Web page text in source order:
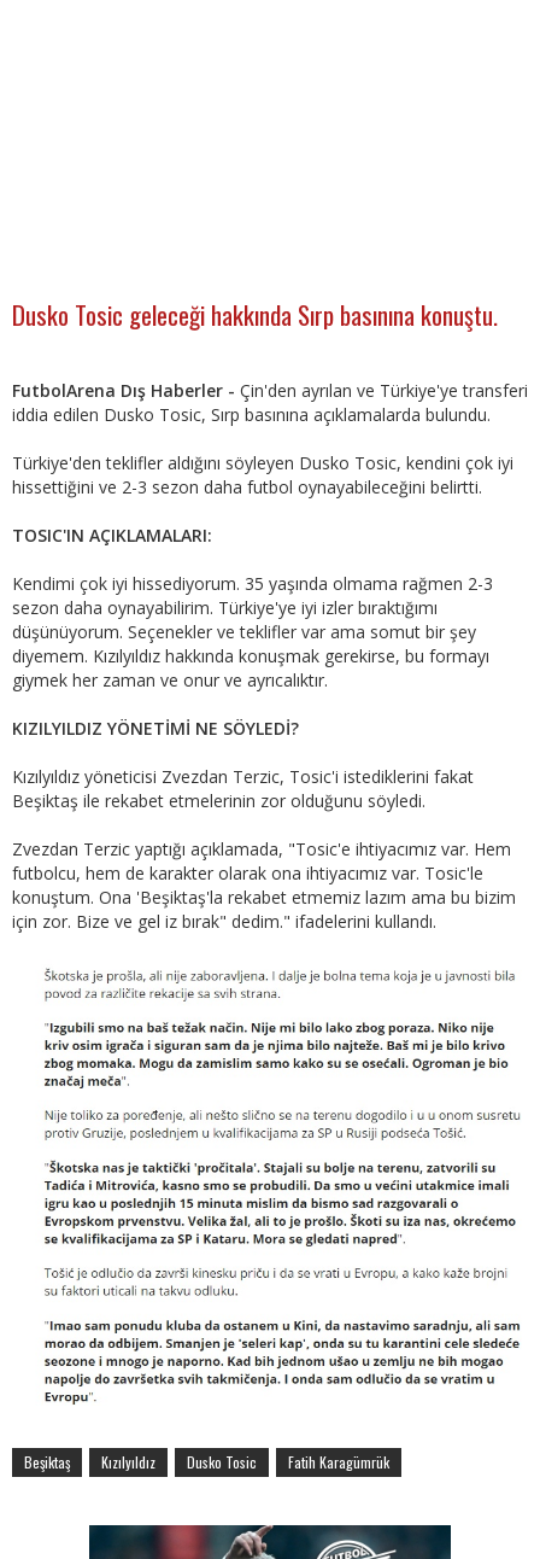
Dusko Tosic geleceği hakkında Sırp basınına konuştu.
FutbolArena Dış Haberler - Çin'den ayrılan ve Türkiye'ye transferi
iddia edilen Dusko Tosic, Sırp basınına açıklamalarda bulundu.
Türkiye'den teklifler aldığını söyleyen Dusko Tosic, kendini çok iyi
hissettiğini ve 2-3 sezon daha futbol oynayabileceğini belirtti.
TOSIC'IN AÇIKLAMALARI:
Kendimi çok iyi hissediyorum. 35 yaşında olmama rağmen 2-3
sezon daha oynayabilirim. Türkiye'ye iyi izler bıraktığımı
düşünüyorum. Seçenekler ve teklifler var ama somut bir şey
diyemem. Kızılyıldız hakkında konuşmak gerekirse, bu formayı
giymek her zaman ve onur ve ayrıcalıktır.
KIZILYILDIZ YÖNETİMİ NE SÖYLEDİ?
Kızılyıldız yöneticisi Zvezdan Terzic, Tosic'i istediklerini fakat
Beşiktaş ile rekabet etmelerinin zor olduğunu söyledi.
Zvezdan Terzic yaptığı açıklamada, "Tosic'e ihtiyacımız var. Hem
futbolcu, hem de karakter olarak ona ihtiyacımız var. Tosic'le
konuştum. Ona 'Beşiktaş'la rekabet etmemiz lazım ama bu bizim
için zor. Bize ve gel iz bırak" dedim." ifadelerini kullandı.
Beşiktaş Kızılyıldız Dusko Tosic Fatih Karagümrük